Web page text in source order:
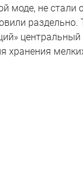
моде, не стали
раздельно.
хранения